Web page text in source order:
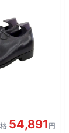
54,891 円